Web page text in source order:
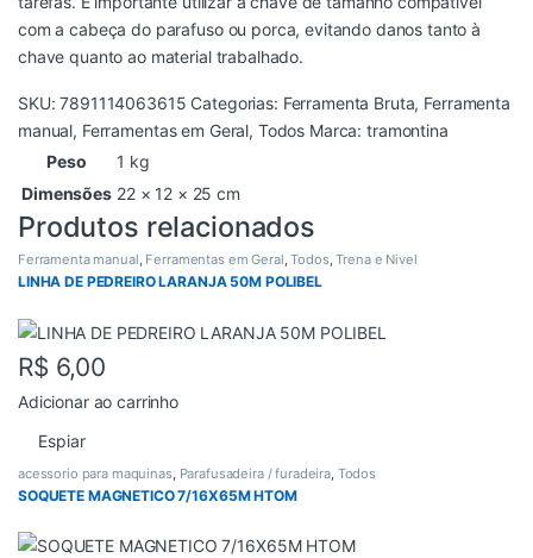
com a cabeça do parafuso ou porca, evitando danos tanto à
chave quanto ao material trabalhado.
SKU:7891114063615 Categorias: Ferramenta Bruta, Ferramenta
manual, Ferramentas em Geral, Todos Marca:tramontina
Peso
1 kg
Dimensões 22 × 12 × 25 cm
Produtos relacionados
Ferramenta manual, Ferramentas em Geral,Todos,Trena e Nivel
LINHA DE PEDREIRO LARANJA 50M POLIBEL
R$ 6,00
Adicionar ao carrinho
Espiar
acessorio para maquinas, Parafusadeira / furadeira Todos
SOQUETE MAGNETICO 7/16X65M HTOM